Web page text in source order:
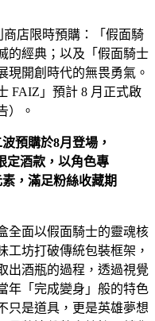
店限時預購：「假面騎
的經典；以及「假面騎士
現開創時代的無畏勇氣。
FAIZ」預計 8 月正式啟
）。
預購於8月登場，
定酒款，以角色專
，滿足粉絲收藏期
全面以假面騎士的靈魂核
工坊打破傳統包裝框架，
出酒瓶的過程，透過視覺
年「完成變身」般的特色
只是道具，更是英雄夢想